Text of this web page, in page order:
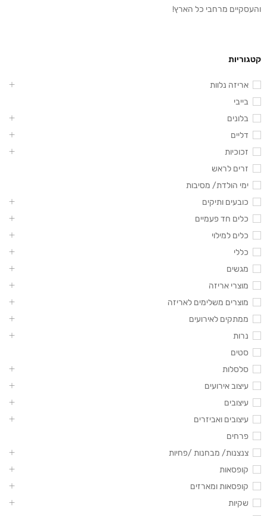
והעסקיים מרחבי כל הארץ!
קטגוריות
אריזה נלוות
בייבי
בלונים
דליים
זכוכיות
זרים לראש
ימי הולדת/ מסיבות
כובעים ותיקים
כלים חד פעמיים
כלים למילוי
כללי
מגשים
מוצרי אריזה
מוצרים משלימים לאריזה
ממתקים לאירועים
נרות
סטים
סלסלות
עיצוב אירועים
עיצובים
עיצובים ואביזרים
פרחים
צנצנות/ מבחנות /פחיות
קופסאות
קופסאות ומארזים
שקיות